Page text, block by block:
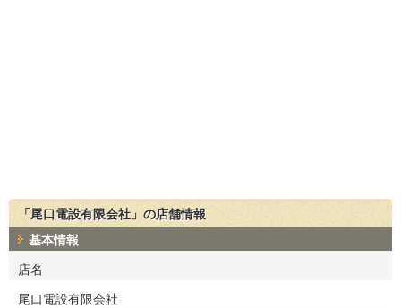
「尾口電設有限会社」の店舗情報
基本情報
店名
尾口電設有限会社